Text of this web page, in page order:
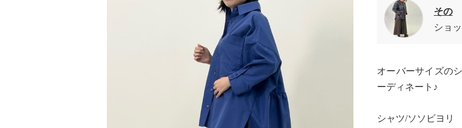
その
ショ
オーバーサイズの
ーディネート♪
シャツ/ソソビヨリ